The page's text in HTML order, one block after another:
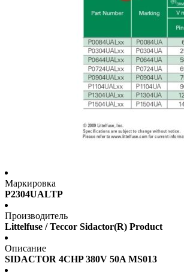
Маркировка
P2304UALTP
Производитель
Littelfuse / Teccor Sidactor(R) Product
Описание
SIDACTOR 4CHP 380V 50A MS013